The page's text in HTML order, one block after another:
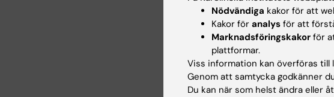
18 sep 2026-18 sep
2026
KIB Master
Workshop: Läsa
komplexa
vetenskapliga
Nödvändiga kakor för att
Kakor för analys för att
Marknadsföringskakor för
plattformar.
Viss information kan överföras till
Genom att samtycka godkänner
Du kan när som helst ändra eller